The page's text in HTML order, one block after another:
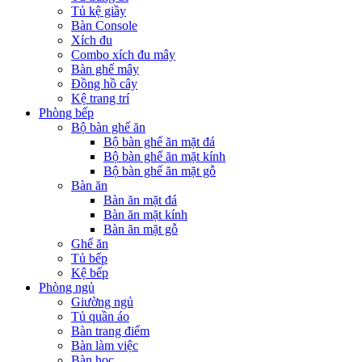
Tủ kệ giầy
Bàn Console
Xích đu
Combo xích đu mây
Bàn ghế mây
Đồng hồ cây
Kệ trang trí
Phòng bếp
Bộ bàn ghế ăn
Bộ bàn ghế ăn mặt đá
Bộ bàn ghế ăn mặt kính
Bộ bàn ghế ăn mặt gỗ
Bàn ăn
Bàn ăn mặt đá
Bàn ăn mặt kính
Bàn ăn mặt gỗ
Ghế ăn
Tủ bếp
Kệ bếp
Phòng ngủ
Giường ngủ
Tủ quần áo
Bàn trang điểm
Bàn làm việc